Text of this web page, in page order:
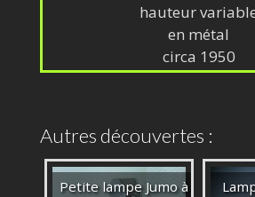
hauteur
en métal
circa 1950
Autres découvertes :
Petite lampe Jumo à